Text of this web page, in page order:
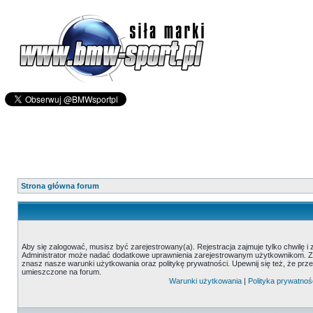
Strona główna forum
Aby się zalogować, musisz być zarejestrowany(a). Rejestracja zajmuje tylko chwilę i
Administrator może nadać dodatkowe uprawnienia zarejestrowanym użytkownikom.
znasz nasze warunki użytkowania oraz politykę prywatności. Upewnij się też, że
umieszczone na forum.
Warunki użytkowania | Polityka